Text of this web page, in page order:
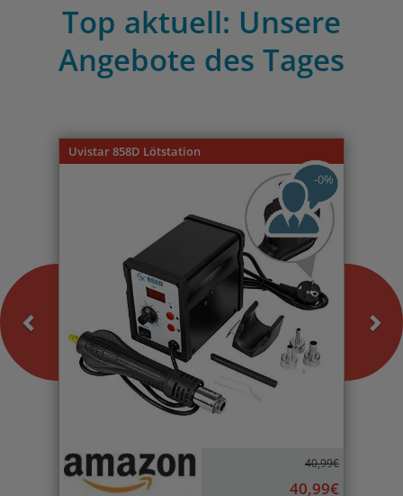
Top aktuell: Unsere
Angebote des Tages
Uvistar 858D Lötstation
-0%
40,99€
40,99€